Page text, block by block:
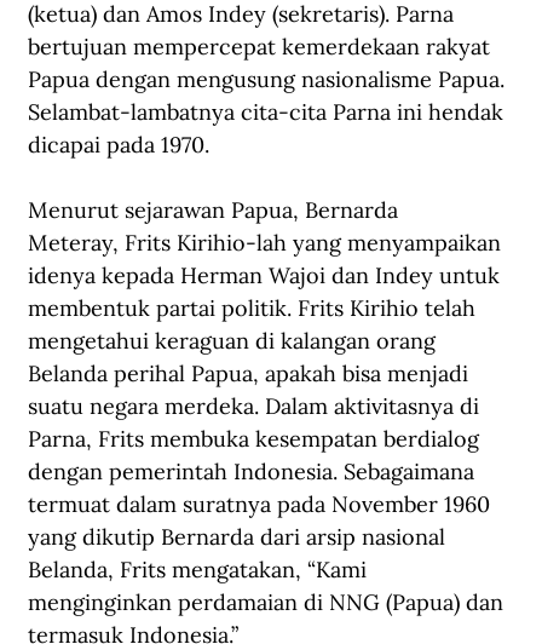
(ketua) dan Amos Indey (sekretaris). Parna
bertujuan mempercepat kemerdekaan rakyat
Papua dengan mengusung nasionalisme Papua.
Selambat-lambatnya cita-cita Parna ini hendak
dicapai pada 1970.
Menurut sejarawan Papua, Bernarda
Meteray, Frits Kirihio-lah yang menyampaikan
idenya kepada Herman Wajoi dan Indey untuk
membentuk partai politik. Frits Kirihio telah
mengetahui keraguan di kalangan orang
Belanda perihal Papua, apakah bisa menjadi
suatu negara merdeka. Dalam aktivitasnya di
Parna, Frits membuka kesempatan berdialog
dengan pemerintah Indonesia. Sebagaimana
termuat dalam suratnya pada November 1960
yang dikutip Bernarda dari arsip nasional
Belanda, Frits mengatakan, “Kami
menginginkan perdamaian di NNG (Papua) dan
termasuk Indonesia.”